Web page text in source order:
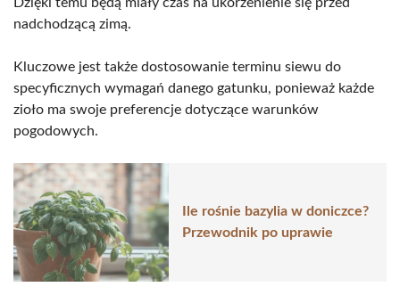
nadchodzącą zimą.
Kluczowe jest także dostosowanie terminu siewu do
specyficznych wymagań danego gatunku, ponieważ każde
zioło ma swoje preferencje dotyczące warunków
pogodowych.
Ile rośnie bazylia w doniczce?
Przewodnik po uprawie